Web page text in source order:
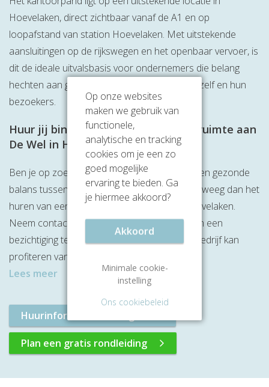
Hoevelaken, direct zichtbaar vanaf de A1 en op
loopafstand van station Hoevelaken. Met uitstekende
aansluitingen op de rijkswegen en het openbaar vervoer, is
dit de ideale uitvalsbasis voor ondernemers die belang
hechten aan goede bereikbaarheid voor zichzelf en hun
bezoekers.
Huur jij binnenkort ook een kantoorruimte aan
De Wel in Hoevelaken?
Ben je op zoek naar een kantoorruimte die een gezonde
balans tussen werk en welzijn promoot? Overweeg dan het
huren van een kantoor aan De Wel 20 in Hoevelaken.
Neem contact op voor meer informatie of om een
bezichtiging te plannen en ontdek hoe jouw bedrijf kan
profiteren van deze unieke werkomgeving.
Lees meer
Huurinformatie aanvragen
Plan een gratis rondleiding
Op onze websites
maken we gebruik van
functionele,
analytische en tracking
cookies om je een zo
goed mogelijke
ervaring te bieden. Ga
je hiermee akkoord?
Akkoord
Minimale cookie-
instelling
Ons cookiebeleid